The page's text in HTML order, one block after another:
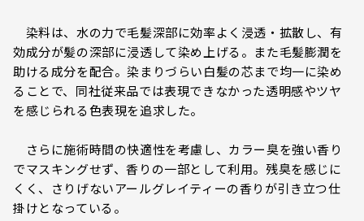
染料は、水の力で毛髪深部に効率よく浸透・拡散し、有
効成分が髪の深部に浸透して染め上げる。また毛髪膨潤を
助ける成分を配合。染まりづらい白髪の芯まで均一に染め
ることで、同社従来品では表現できなかった透明感やツヤ
を感じられる色表現を追求した。
さらに施術時間の快適性を考慮し、カラー臭を強い香り
でマスキングせず、香りの一部として利用。残臭を感じに
くく、さりげないアールグレイティーの香りが引き立つ仕
掛けとなっている。